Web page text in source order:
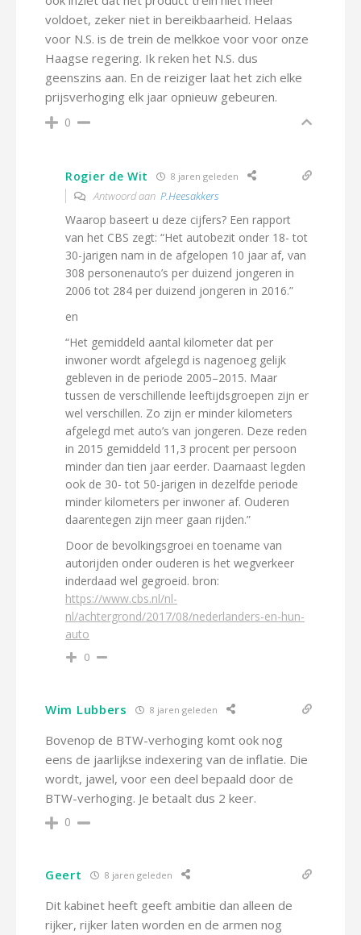
voldoet, zeker niet in bereikbaarheid. Helaas
voor N.S. is de trein de melkkoe voor voor onze
Haagse regering. Ik reken het N.S. dus
geenszins aan. En de reiziger laat het zich elke
prijsverhoging elk jaar opnieuw gebeuren.
0
Rogier de Wit 8 jaren geleden
Antwoord aan P.Heesakkers
Waarop baseert u deze cijfers? Een rapport
van het CBS zegt: “Het autobezit onder 18- tot
30-jarigen nam in de afgelopen 10 jaar af, van
308 personenauto’s per duizend jongeren in
2006 tot 284 per duizend jongeren in 2016.”
en
“Het gemiddeld aantal kilometer dat per
inwoner wordt afgelegd is nagenoeg gelijk
gebleven in de periode 2005–2015. Maar
tussen de verschillende leeftijdsgroepen zijn er
wel verschillen. Zo zijn er minder kilometers
afgelegd met auto’s van jongeren. Deze reden
in 2015 gemiddeld 11,3 procent per persoon
minder dan tien jaar eerder. Daarnaast legden
ook de 30- tot 50-jarigen in dezelfde periode
minder kilometers per inwoner af. Ouderen
daarentegen zijn meer gaan rijden.”
Door de bevolkingsgroei en toename van
autorijden onder ouderen is het wegverkeer
inderdaad wel gegroeid. bron:
https://www.cbs.nl/nl-
nl/achtergrond/2017/08/nederlanders-en-hun-
auto
0
Wim Lubbers 8 jaren geleden
Bovenop de BTW-verhoging komt ook nog
eens de jaarlijkse indexering van de inflatie. Die
wordt, jawel, voor een deel bepaald door de
BTW-verhoging. Je betaalt dus 2 keer.
0
Geert 8 jaren geleden
Dit kabinet heeft geeft ambitie dan alleen de
rijker, rijker laten worden en de armen nog